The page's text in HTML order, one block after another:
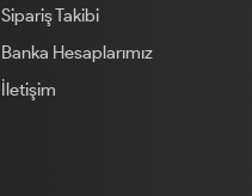
Sipariş Takibi
Banka Hesaplarımız
İletişim